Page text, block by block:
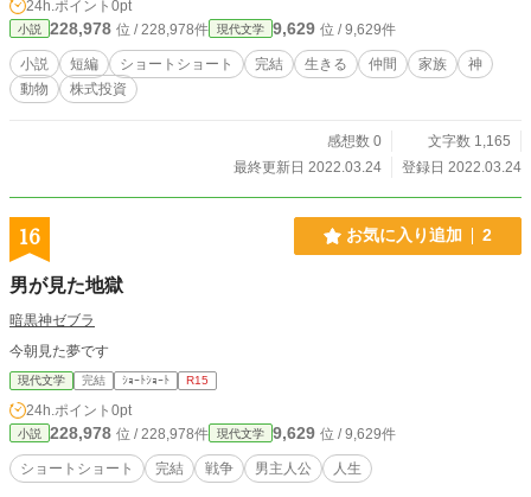
24h.ポイント 0pt
小説 228,978 位 / 228,978件 現代文学 9,629 位 / 9,629件
小説 短編 ショートショート 完結 生きる 仲間 家族
神
動物
株式投資
感想数 0
文字数 1,165
最終更新日 2022.03.24
登録日 2022.03.24
16 お気に入り追加 2
男が見た地獄
暗黒神ゼブラ
今朝見た夢です
現代文学 完結 ｼｮｰﾄｼｮｰﾄ R15
24h.ポイント 0pt
小説 228,978 位 / 228,978件 現代文学 9,629 位 / 9,629件
ショートショート 完結 戦争 男主人公 人生